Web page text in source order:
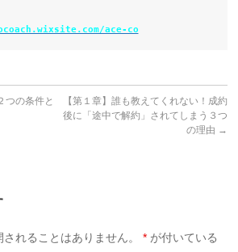
ace-co
つの条件と
【第１章】誰も教えてくれない！成約
後に「途中で解約」されてしまう３つ
の理由 →
れることはありません。 * が付いている